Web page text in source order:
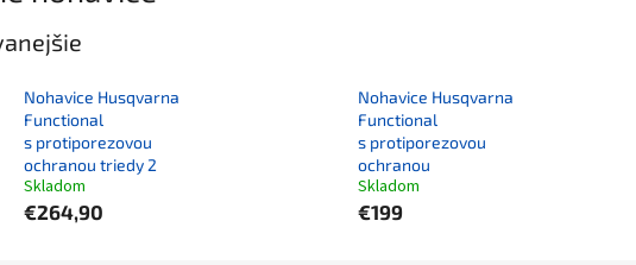
Nohavice Husqvarna
Functional
s protiporezovou
ochranou triedy 2
Skladom
€264,90
Nohavice Husqvarna
Functional
s protiporezovou
ochranou
Skladom
€199